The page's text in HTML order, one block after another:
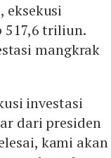
eksekusi
517,6 triliun.
mangkrak
investasi
dari presiden
kami akan